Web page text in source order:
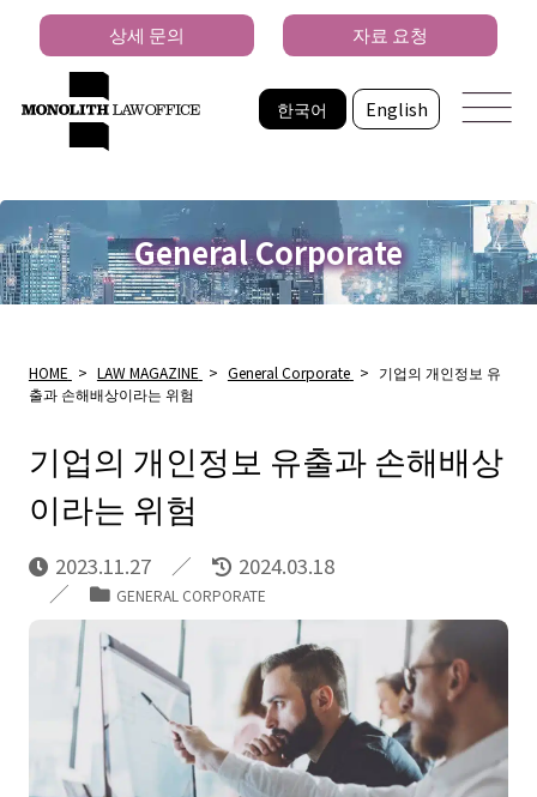
한국어 English
상세 문의 자료 요청
General Corporate
HOME > LAW MAGAZINE > General Corporate > 기업의 개인정보 유
출과 손해배상이라는 위험
기업의 개인정보 유출과 손해배상
이라는 위험
2023.11.27 2024.03.18
GENERAL CORPORATE